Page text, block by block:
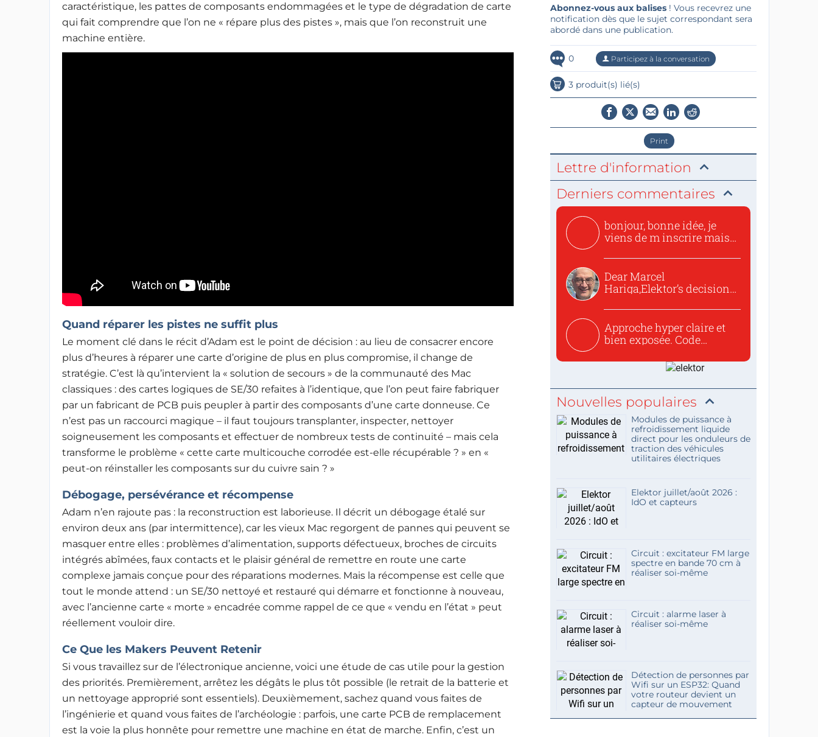
caractéristique, les pattes de composants endommagées et le type de dégradation de carte
qui fait comprendre que l’on ne « répare plus des pistes », mais que l’on reconstruit une
machine entière.
Quand réparer les pistes ne suffit plus
Le moment clé dans le récit d’Adam est le point de décision : au lieu de consacrer encore
plus d’heures à réparer une carte d’origine de plus en plus compromise, il change de
stratégie. C’est là qu’intervient la « solution de secours » de la communauté des Mac
classiques : des cartes logiques de SE/30 refaites à l’identique, que l’on peut faire fabriquer
par un fabricant de PCB puis peupler à partir des composants d’une carte donneuse. Ce
n’est pas un raccourci magique – il faut toujours transplanter, inspecter, nettoyer
soigneusement les composants et effectuer de nombreux tests de continuité – mais cela
transforme le problème « cette carte multicouche corrodée est-elle récupérable ? » en «
peut-on réinstaller les composants sur du cuivre sain ? »
Débogage, persévérance et récompense
Adam n’en rajoute pas : la reconstruction est laborieuse. Il décrit un débogage étalé sur
environ deux ans (par intermittence), car les vieux Mac regorgent de pannes qui peuvent se
masquer entre elles : problèmes d’alimentation, supports défectueux, broches de circuits
intégrés abîmées, faux contacts et le plaisir général de remettre en route une carte
complexe jamais conçue pour des réparations modernes. Mais la récompense est celle que
tout le monde attend : un SE/30 nettoyé et restauré qui démarre et fonctionne à nouveau,
avec l’ancienne carte « morte » encadrée comme rappel de ce que « vendu en l’état » peut
réellement vouloir dire.
Ce Que les Makers Peuvent Retenir
Si vous travaillez sur de l’électronique ancienne, voici une étude de cas utile pour la gestion
des priorités. Premièrement, arrêtez les dégâts le plus tôt possible (le retrait de la batterie et
un nettoyage approprié sont essentiels). Deuxièmement, sachez quand vous faites de
l’ingénierie et quand vous faites de l’archéologie : parfois, une carte PCB de remplacement
est la voie la plus honnête pour remettre une machine en état de marche. Enfin, c’est un
Abonnez-vous aux balises! Vous recevrez une
notification dès que le sujet correspondant sera
abordé dans une publication.
0 Participez à la conversation
3 produit(s) lié(s)
Print
Lettre d'information
Derniers commentaires
bonjour, bonne idée, je
viens de m inscrire mais
Dear Marcel
Hariga,Elektor’s decision
Approche hyper claire et
bien exposée. Code
Nouvelles populaires
Modules de puissance à
refroidissement liquide
direct pour les onduleurs de
traction des véhicules
utilitaires électriques
Elektor juillet/août 2026 :
IdO et capteurs
Circuit : excitateur FM large
spectre en bande 70 cm à
réaliser soi-même
Circuit : alarme laser à
réaliser soi-même
Détection de personnes par
Wifi sur un ESP32: Quand
votre routeur devient un
capteur de mouvement